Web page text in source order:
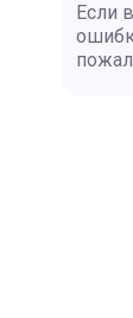
Если